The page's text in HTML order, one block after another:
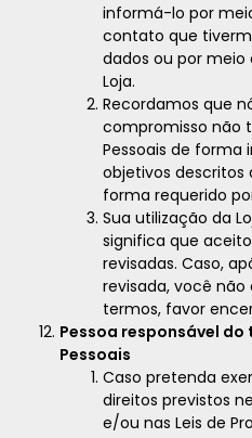
informá-lo por
contato que
dados ou por
Loja.
Recordamos que
compromisso não
Pessoais de
objetivos descritos
forma requerido
Sua utilização da
significa que
revisadas. Caso,
revisada, você
termos, favor
Pessoa responsável
Pessoais
Caso pretenda
direitos previstos
e/ou nas Leis de